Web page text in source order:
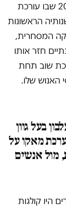
בתוך כך, נודע לנו על מקרה נוסף ב-2016 שבו עורכת
הראשונות
המסחרית,
חזר אותו
שוב תחת
האנוש שלו.
בעל גוון
מאקו על
מול אנשים
היו קולגות